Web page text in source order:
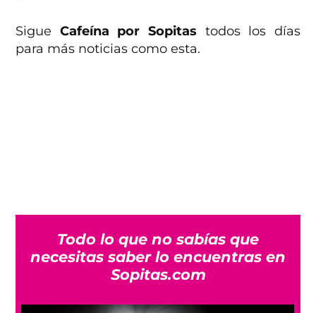
Sigue Cafeína por Sopitas todos los días
para más noticias como esta.
Todo lo que no sabías que
necesitas saber lo encuentras en
Sopitas.com